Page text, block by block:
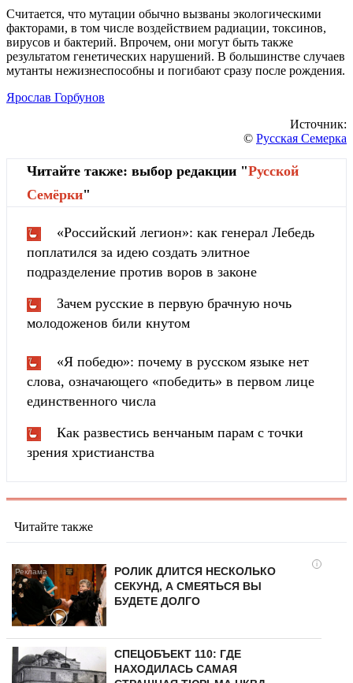
Считается, что мутации обычно вызваны экологическими
факторами, в том числе воздействием радиации, токсинов,
вирусов и бактерий. Впрочем, они могут быть также
результатом генетических нарушений. В большинстве случаев
мутанты нежизнеспособны и погибают сразу после рождения.
Ярослав Горбунов
Источник:
© Русская Семерка
Читайте также: выбор редакции "Русской
Cемёрки"
«Российский легион»: как генерал Лебедь
поплатился за идею создать элитное
подразделение против воров в законе
Зачем русские в первую брачную ночь
молодоженов били кнутом
«Я победю»: почему в русском языке нет
слова, означающего «победить» в первом лице
единственного числа
Как развестись венчаным парам с точки
зрения христианства
Читайте также
i
РОЛИК ДЛИТСЯ НЕСКОЛЬКО
СЕКУНД, А СМЕЯТЬСЯ ВЫ
БУДЕТЕ ДОЛГО
СПЕЦОБЪЕКТ 110: ГДЕ
НАХОДИЛАСЬ САМАЯ